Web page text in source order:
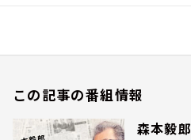
この記事の番組情報
森本毅郎